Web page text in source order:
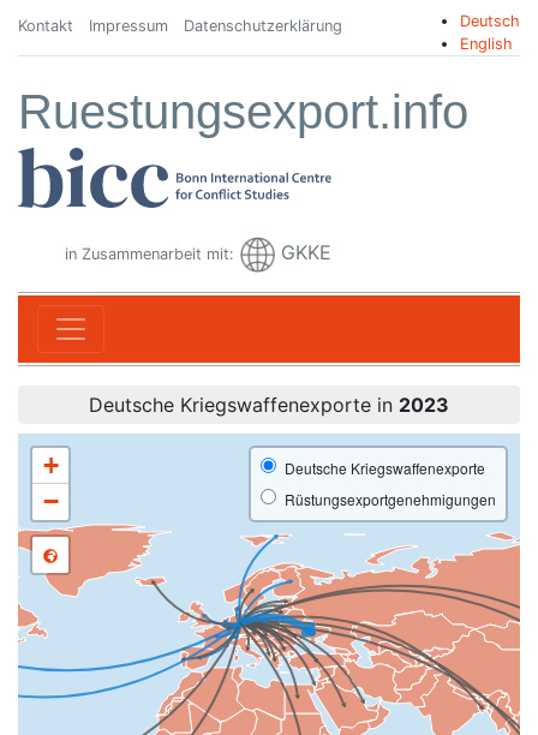
Kontakt Impressum Datenschutzerklärung
Deutsch
English
Ruestungsexport.info
in Zusammenarbeit mit: GKKE
Deutsche Kriegswaffenexporte in 2023
+
−
Deutsche Kriegswaffenexporte
Rüstungsexportgenehmigungen